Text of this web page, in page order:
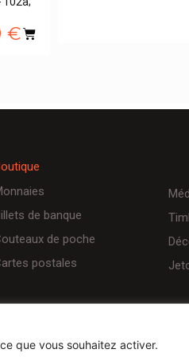
que vous souhaitez activer.
€
de banque
de poche
postales
Conditions d’utilisateurs